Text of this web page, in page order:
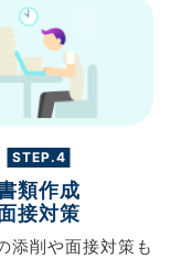
STEP.4
類作成
接対策
添削や面接対策も